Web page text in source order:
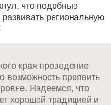
что подобные
региональную
края проведение
возможность проявить
Надеемся, что
хорошей традицией и